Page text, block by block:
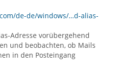
de-de/windows/…d-alias-
Adresse vorübergehend
und beobachten, ob Mails
in den Posteingang